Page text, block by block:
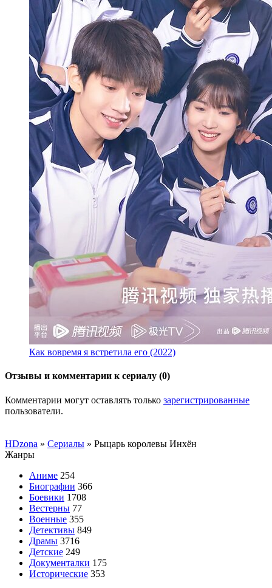
Как вовремя я встретила его (2022)
Отзывы и комментарии к сериалу (0)
Комментарии могут оставлять только зарегистрированные
пользователи.
HDzona » Сериалы » Рыцарь королевы Инхён
Жанры
Аниме 254
Биографии 366
Боевики 1708
Вестерны 77
Военные 355
Детективы 849
Драмы 3716
Детские 249
Документалки 175
Исторические 353